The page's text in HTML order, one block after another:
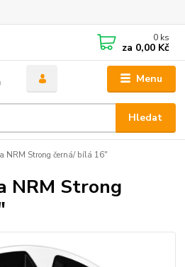
Menu
Hledat
0 ks
za 0,00 Kč
NRM Strong černá/ bílá 16"
NRM Strong